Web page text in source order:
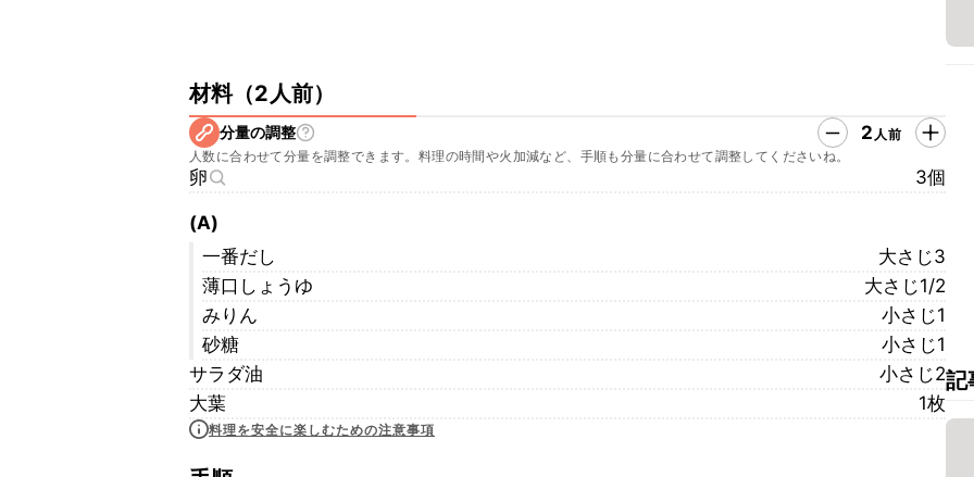
材料（2人前）
分量の調整 2 人前
人数に合わせて分量を調整できます。料理の時間や火加減など、手順も分量に合わせて調整してくださいね。
卵 3個
(A)
一番だし
大さじ3
薄口しょうゆ
大さじ1/2
みりん
小さじ1
砂糖
小さじ1
サラダ油
小さじ2
大葉
1枚
料理を安全に楽しむための注意事項
記